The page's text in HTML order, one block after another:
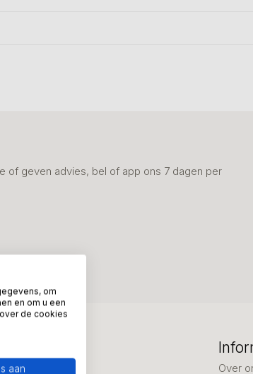
of geven advies, bel of app ons 7 dagen per
Cadeaus
Over
om
en om u een
de cookies
aan